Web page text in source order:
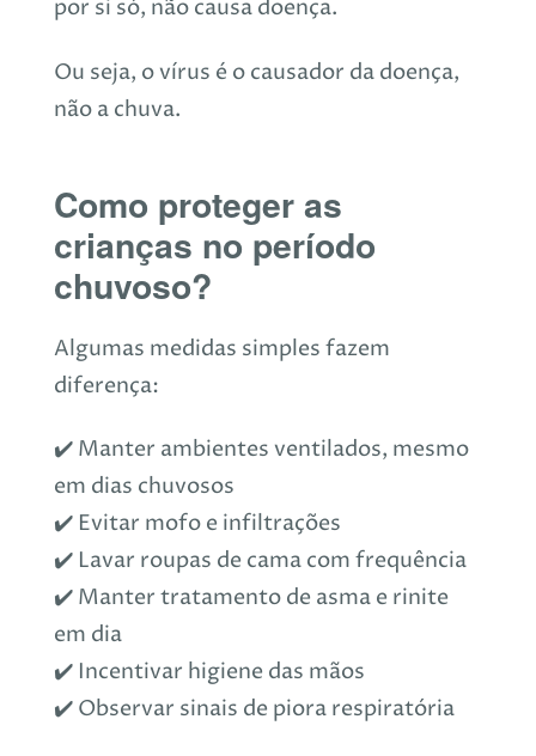
por si só, não causa doença.
Ou seja, o vírus é o causador da doença,
não a chuva.
Como proteger as
crianças no período
chuvoso?
Algumas medidas simples fazem
diferença:
✔️ Manter ambientes ventilados, mesmo
em dias chuvosos
✔️ Evitar mofo e infiltrações
✔️ Lavar roupas de cama com frequência
✔️ Manter tratamento de asma e rinite
em dia
✔️ Incentivar higiene das mãos
✔️ Observar sinais de piora respiratória